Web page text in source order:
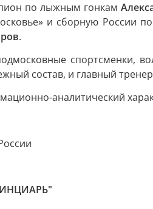
по лыжным гонкам
и сборную России
.
спортсменки,
состав, и главный
аналитический